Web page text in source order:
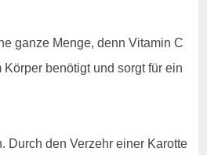
ganze Menge, denn Vitamin C
benötigt und sorgt für ein
Durch den Verzehr einer Karotte